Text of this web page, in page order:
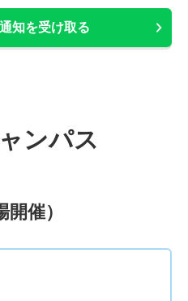
知を受け取る
ンパス
催）